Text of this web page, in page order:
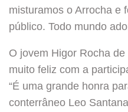
misturamos o Arrocha e
público. Todo mundo
O jovem Higor Rocha
muito feliz com a
“É uma grande honra
conterrâneo Leo